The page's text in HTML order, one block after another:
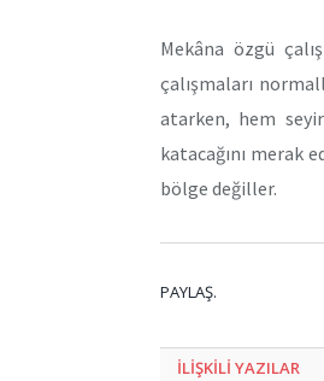
Mekâna özgü
çalışmaları
atarken, hem
katacağını merak
bölge değiller.
PAYLAŞ.
ILIŞKILI YAZILAR